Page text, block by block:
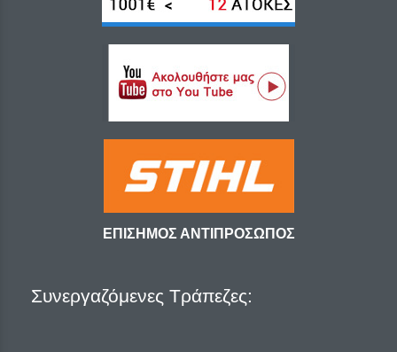
ΕΠΙΣΗΜΟΣ ΑΝΤΙΠΡΟΣΩΠΟΣ
Συνεργαζόμενες Τράπεζες: